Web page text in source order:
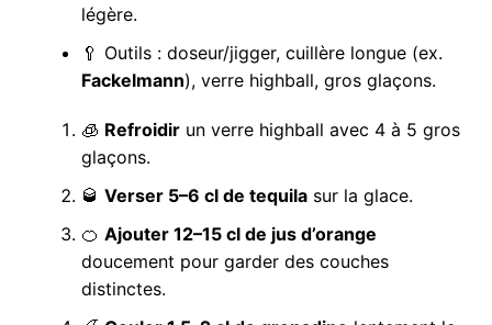
légère.
🥄 Outils : doseur/jigger, cuillère longue (ex.
Fackelmann), verre highball, gros glaçons.
🧊 Refroidirun verre highball avec 4 à 5 gros
glaçons.
🥃 Verser 5–6 cl de tequilasur la glace.
🍊 Ajouter 12–15 cl de jus d’orange
doucement pour garder des couches
distinctes.